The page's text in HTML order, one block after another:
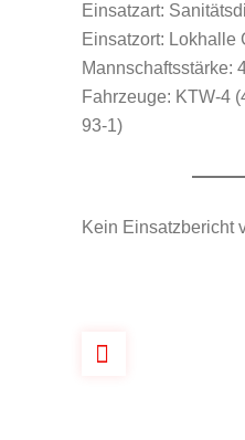
Einsatzart:
Einsatzort: Lokhalle
Mannschaftsstärke:
Fahrzeuge: KTW-4
93-1)
Kein Einsatzbericht